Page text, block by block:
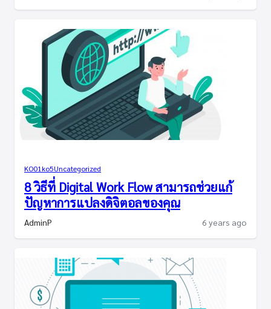
KO01ko5Uncategorized
8 วิธีที่ Digital Work Flow สามารถช่วยแก้
ปัญหาการแปลงดิจิตอลของคุณ
AdminP 6 years ago